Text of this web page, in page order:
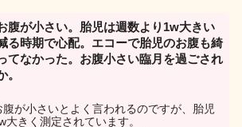
腹が小さい。胎児は週数より1w大きい
る時期で心配。エコーで胎児のお腹も綺
てなかった。お腹小さい臨月を過ごされ
。
が小さいとよく言われるのですが、胎児
大きく測定されています。